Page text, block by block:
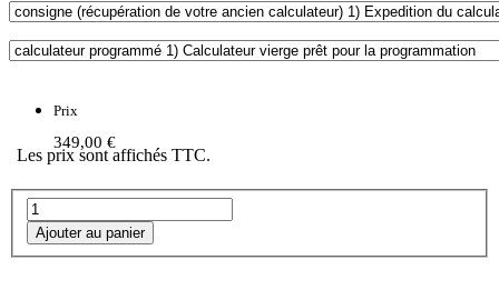
Prix
349,00 €
Les prix sont affichés TTC.